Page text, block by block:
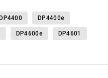
DP4400 DP4400e
DP4600e DP4601